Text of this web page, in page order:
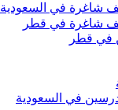
شاغرة في السعودية
شاغرة في قطر
في قطر
في السعودية